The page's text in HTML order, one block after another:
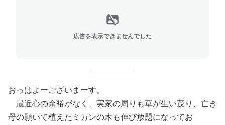
広告を表示できませんでした
おっはよーございまーす。
最近心の余裕がなく、実家の周りも草が生い茂り、亡き
母の願いで植えたミカンの木も伸び放題になってお